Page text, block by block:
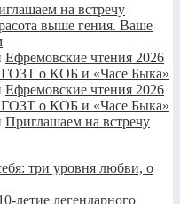
на встречу
выше гения. Ваше
Ефремовские чтения 2026
ГОЗТ о КОБ и «Часе Быка»
Ефремовские чтения 2026
ГОЗТ о КОБ и «Часе Быка»
Приглашаем на встречу
три уровня любви, о
летие легендарного